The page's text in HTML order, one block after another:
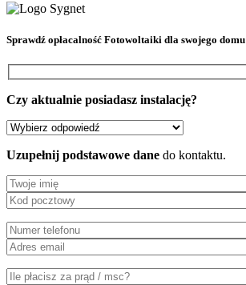
Sprawdź opłacalność Fotowoltaiki dla swojego domu
Czy aktualnie posiadasz instalację?
Uzupełnij podstawowe dane do kontaktu.